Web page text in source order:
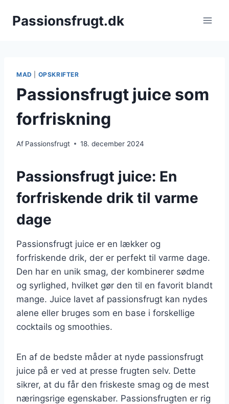
Passionsfrugt.dk
MAD OPSKRIFTER
Passionsfrugt juice som
forfriskning
Af Passionsfrugt 18. december 2024
Passionsfrugt juice: En
forfriskende drik til varme
dage
Passionsfrugt juice er en lækker og
forfriskende drik, der er perfekt til varme dage.
Den har en unik smag, der kombinerer sødme
og syrlighed, hvilket gør den til en favorit blandt
mange. Juice lavet af passionsfrugt kan nydes
alene eller bruges som en base i forskellige
cocktails og smoothies.
En af de bedste måder at nyde passionsfrugt
juice på er ved at presse frugten selv. Dette
sikrer, at du får den friskeste smag og de mest
næringsrige egenskaber. Passionsfrugten er rig